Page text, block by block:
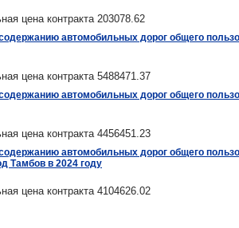
цена контракта 203078.62
автомобильных дорог общего
цена контракта 5488471.37
автомобильных дорог общего
цена контракта 4456451.23
автомобильных дорог общего
Тамбов в 2024 году
цена контракта 4104626.02